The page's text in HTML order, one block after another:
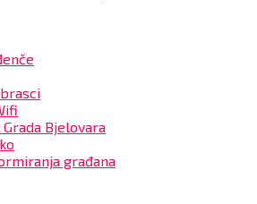
Bjelovara
građana